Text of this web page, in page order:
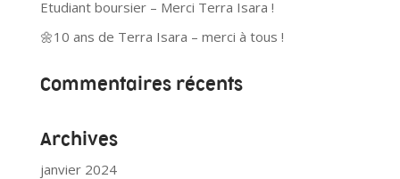
Etudiant boursier – Merci Terra Isara !
🌼10 ans de Terra Isara – merci à tous !
Commentaires récents
Archives
janvier 2024